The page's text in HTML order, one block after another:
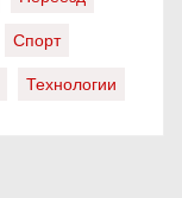
Спорт
Технологии